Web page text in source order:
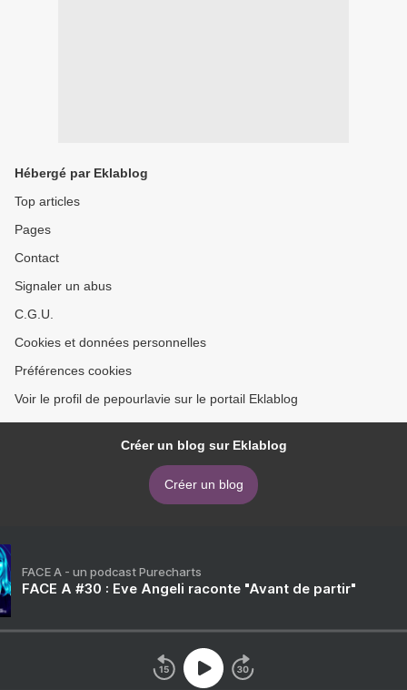
Hébergé par Eklablog
Top articles
Pages
Contact
Signaler un abus
C.G.U.
Cookies et données personnelles
Préférences cookies
Voir le profil de pepourlavie sur le portail Eklablog
Créer un blog sur Eklablog
Créer un blog
FACE A - un podcast Purecharts
FACE A #30 : Eve Angeli raconte "Avant de partir"